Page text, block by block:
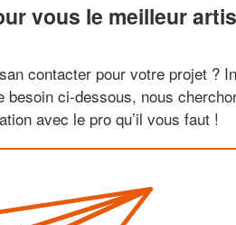
vous le meilleur
contacter pour votre projet ?
besoin ci-dessous, nous
avec le pro qu’il vous faut !